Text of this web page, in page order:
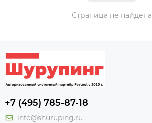
Страница не найдена
+7 (495) 785-87-18
info@shuruping.ru